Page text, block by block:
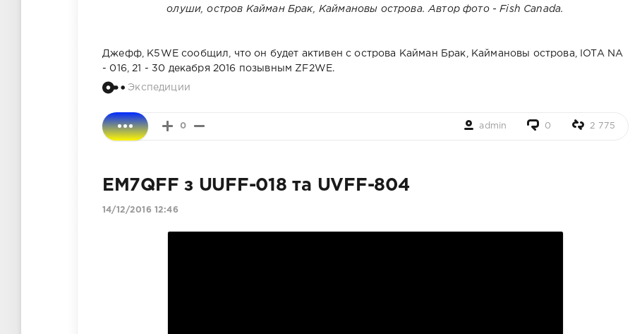
олуши, остров Кайман Брак, Каймановы острова. Автор фото - Fish Canada.
Джефф, K5WE сообщил, что он будет активен с острова Кайман Брак, Каймановы острова, IOTA NA
- 016, 21 - 30 декабря 2016 позывным ZF2WE.
Экспедиции
0 admin 0 2 775
EM7QFF з UUFF-018 та UVFF-804
14/12/2016 12:46